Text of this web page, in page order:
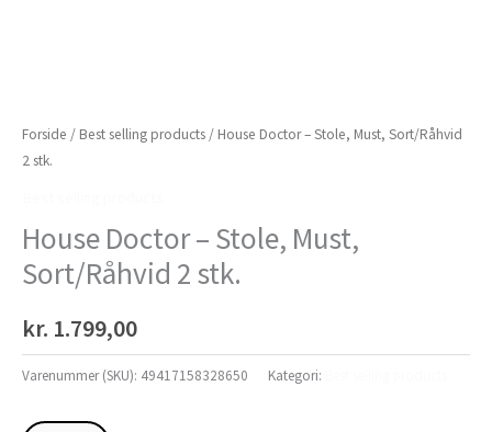
Forside / Best selling products / House Doctor – Stole, Must, Sort/Råhvid
2 stk.
House Doctor – Stole, Must,
Sort/Råhvid 2 stk.
kr. 1.799,00
Varenummer (SKU): 49417158328650 Kategori: